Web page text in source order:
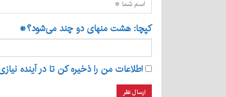
کپچا: هشت منهای دو چند می‌شود؟*
اطلاعات من را ذخیره کن تا در آینده